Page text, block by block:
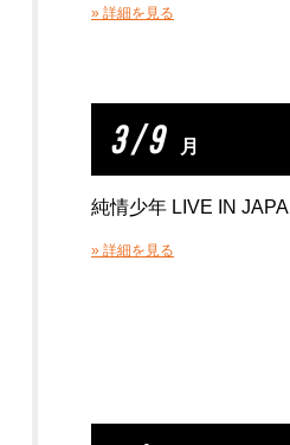
» 詳細を見る
3 / 9 月
純情少年 LIVE IN
» 詳細を見る